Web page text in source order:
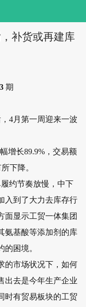
补货或再建库
期
4月第一周迎来一波
增长89.9%，交易额
下降。
约节奏放慢，中下
入到了大力去库存行
面显示工贸一体集团
氨基酸等添加剂的库
困境。
的市场状况下，如何
出去是今年生产企业
时有贸易板块的工贸